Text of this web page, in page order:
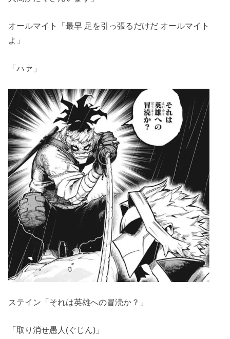
オールマイト「最早 足を引っ張るだけだ オールマイト
よ」
「ハァ」
ステイン「それは英雄への冒涜か？」
「取り消せ愚人(ぐじん)」